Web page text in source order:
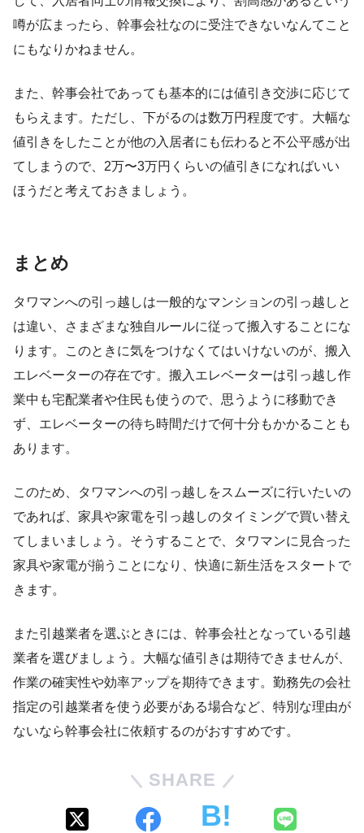
噂が広まったら、幹事会社なのに受注できないなんてこと
にもなりかねません。
また、幹事会社であっても基本的には値引き交渉に応じて
もらえます。ただし、下がるのは数万円程度です。大幅な
値引きをしたことが他の入居者にも伝わると不公平感が出
てしまうので、2万〜3万円くらいの値引きになればいい
ほうだと考えておきましょう。
まとめ
タワマンへの引っ越しは一般的なマンションの引っ越しと
は違い、さまざまな独自ルールに従って搬入することにな
ります。このときに気をつけなくてはいけないのが、搬入
エレベーターの存在です。搬入エレベーターは引っ越し作
業中も宅配業者や住民も使うので、思うように移動でき
ず、エレベーターの待ち時間だけで何十分もかかることも
あります。
このため、タワマンへの引っ越しをスムーズに行いたいの
であれば、家具や家電を引っ越しのタイミングで買い替え
てしまいましょう。そうすることで、タワマンに見合った
家具や家電が揃うことになり、快適に新生活をスタートで
きます。
また引越業者を選ぶときには、幹事会社となっている引越
業者を選びましょう。大幅な値引きは期待できませんが、
作業の確実性や効率アップを期待できます。勤務先の会社
指定の引越業者を使う必要がある場合など、特別な理由が
ないなら幹事会社に依頼するのがおすすめです。
SHARE